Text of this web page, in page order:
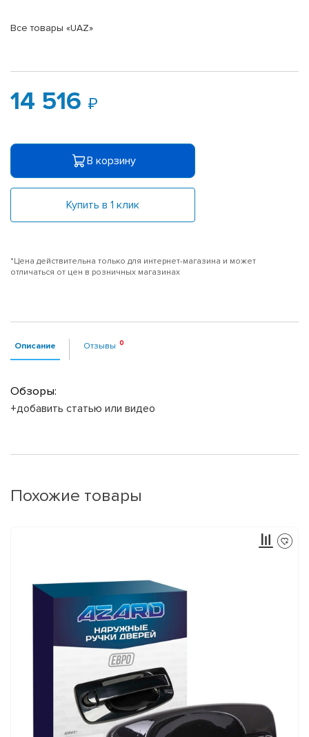
Все товары «UAZ»
14 516
В корзину
Купить в 1 клик
*Цена действительна только для интернет-магазина и может
отличаться от цен в розничных магазинах
Описание Отзывы
Обзоры:
+добавить статью или видео
Похожие товары